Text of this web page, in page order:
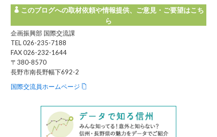
このブログへの取材依頼や情報提供、ご意見・ご要望はこち
ら
企画振興部 国際交流課
TEL 026-235-7188
FAX 026-232-1644
〒380-8570
長野市南長野幅下692-2
国際交流員ホームページ